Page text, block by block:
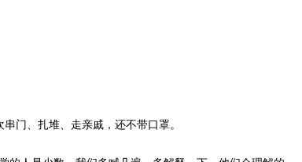
门、扎堆、走亲戚，还不带口罩。